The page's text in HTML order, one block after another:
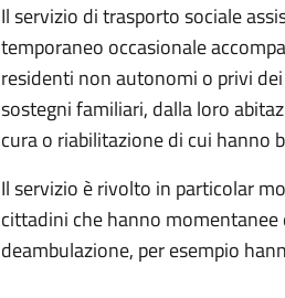
Il servizio di trasporto sociale
temporaneo occasionale
residenti non autonomi o privi
sostegni familiari, dalla loro
cura o riabilitazione di cui hanno
Il servizio è rivolto in particolar
cittadini che hanno
deambulazione, per esempio